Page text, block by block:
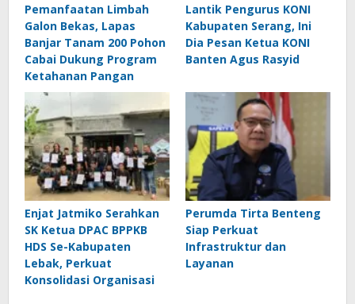
Pemanfaatan Limbah
Galon Bekas, Lapas
Banjar Tanam 200 Pohon
Cabai Dukung Program
Ketahanan Pangan
Lantik Pengurus KONI
Kabupaten Serang, Ini
Dia Pesan Ketua KONI
Banten Agus Rasyid
Enjat Jatmiko Serahkan
SK Ketua DPAC BPPKB
HDS Se-Kabupaten
Lebak, Perkuat
Konsolidasi Organisasi
Perumda Tirta Benteng
Siap Perkuat
Infrastruktur dan
Layanan